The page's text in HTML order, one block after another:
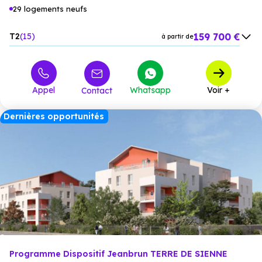
29 logements neufs
T2 15 à partir de159 700 €
à partir de 261 800 €
Appel Contact Whatsapp Voir +
Dernières opportunités
Programme Dispositif Jeanbrun TERRE DE SIENNE